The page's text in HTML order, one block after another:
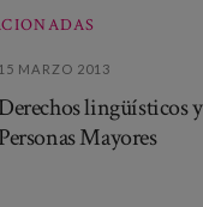
15 MARZO 2013
Derechos lingüísticos
Personas Mayores